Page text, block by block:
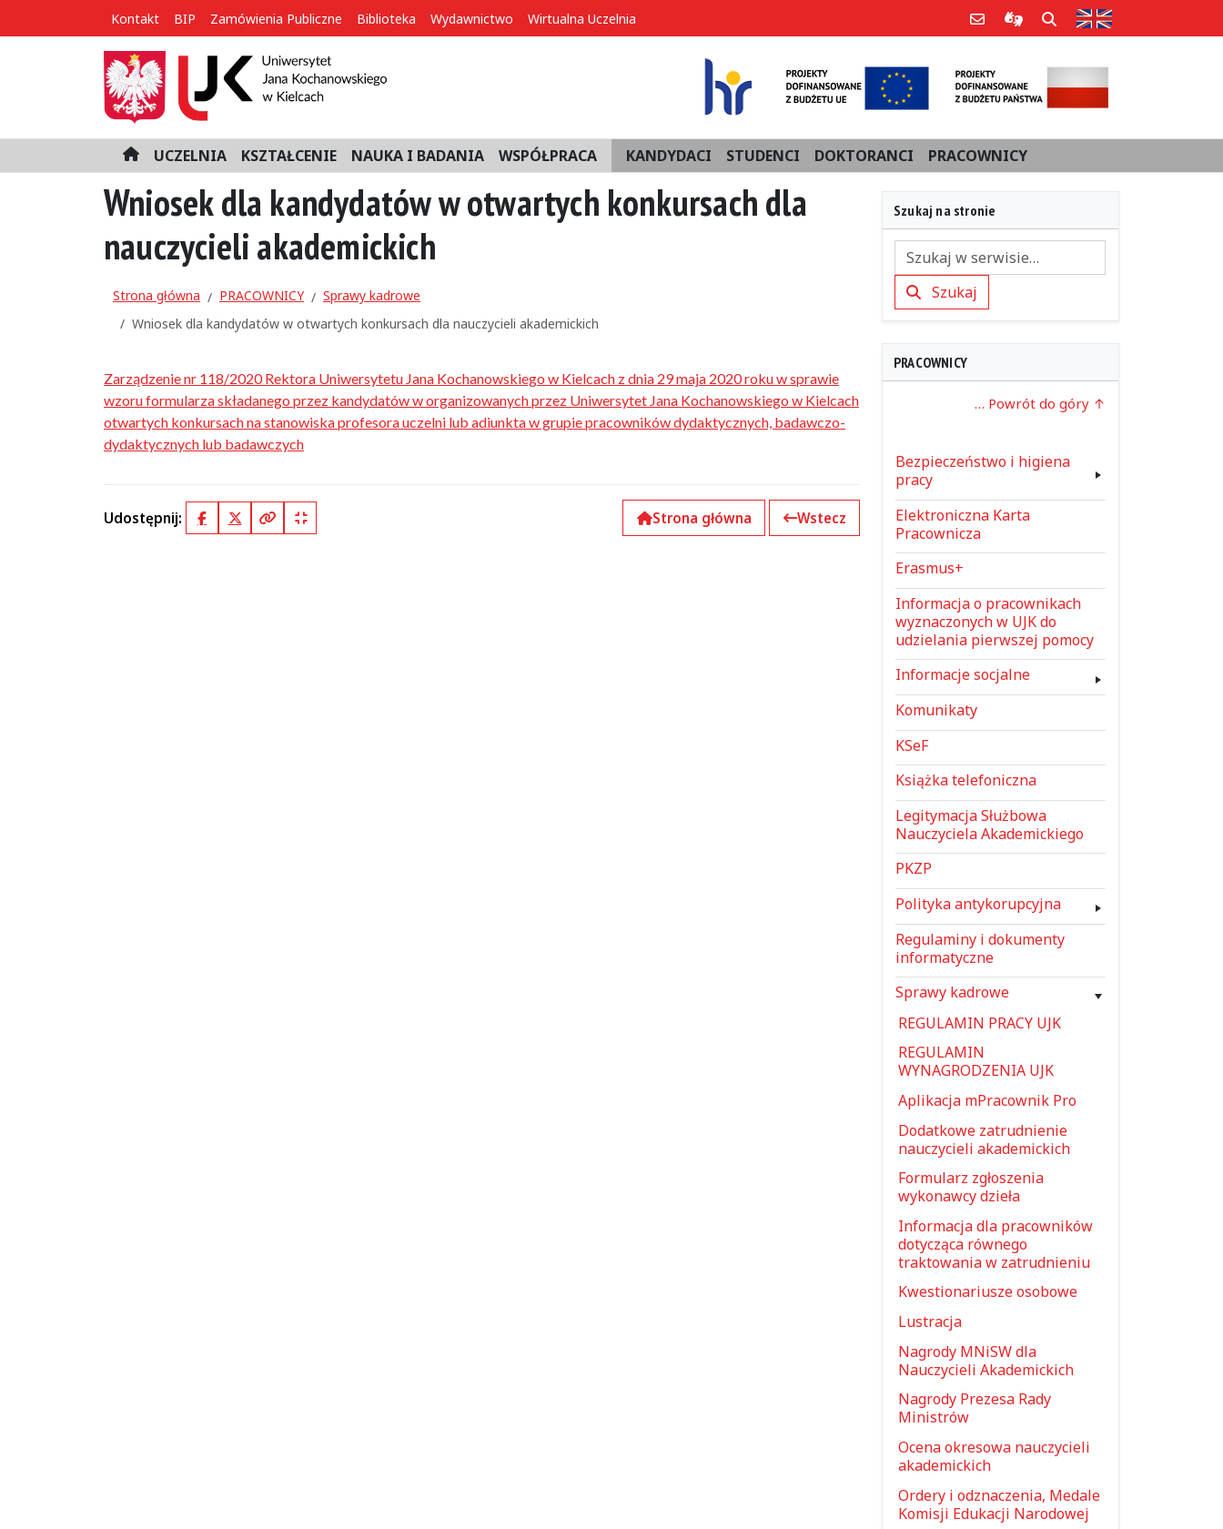
Kontakt BIP Zamówienia Publiczne Biblioteka Wydawnictwo Wirtualna Uczelnia Poczta e-mailInformacje dla użytkowników
Szukaj Strona w języku
H
o
m
e
UCZELNIA KSZTAŁCENIE NAUKA I BADANIA WSPÓŁPRACA KANDYDACI STUDENCI DOKTORANCI PRACOWNICY
Wniosek dla kandydatów w otwartych konkursach dla
nauczycieli akademickich
Strona główna PRACOWNICY
Sprawy kadrowe
Wniosek dla kandydatów w otwartych konkursach dla nauczycieli akademickich
Zarządzenie nr 118/2020 Rektora Uniwersytetu Jana Kochanowskiego w Kielcach z dnia 29 maja 2020 roku w sprawie
wzoru formularza składanego przez kandydatów w organizowanych przez Uniwersytet Jana Kochanowskiego w Kielcach
otwartych konkursach na stanowiska profesora uczelni lub adiunkta w grupie pracowników dydaktycznych, badawczo-
dydaktycznych lub badawczych
Udostępnij: FacebookX (Twitter)
Kopiuj pełny link
Kopiuj krótki link Strona główna Wstecz
Szukaj na stronie
SzukajSzukaj
PRACOWNICY
… Powrót do góry
Bezpieczeństwo i higiena
pracy
Elektroniczna Karta
Pracownicza
Erasmus+
Informacja o pracownikach
wyznaczonych w UJK do
udzielania pierwszej pomocy
Informacje socjalne
Komunikaty
KSeF
Książka telefoniczna
Legitymacja Służbowa
Nauczyciela Akademickiego
PKZP
Polityka antykorupcyjna
Regulaminy i dokumenty
informatyczne
Sprawy kadrowe
REGULAMIN PRACY UJK
REGULAMIN
WYNAGRODZENIA UJK
Aplikacja mPracownik Pro
Dodatkowe zatrudnienie
nauczycieli akademickich
Formularz zgłoszenia
wykonawcy dzieła
Informacja dla pracowników
dotycząca równego
traktowania w zatrudnieniu
Kwestionariusze osobowe
Lustracja
Nagrody MNiSW dla
Nauczycieli Akademickich
Nagrody Prezesa Rady
Ministrów
Ocena okresowa nauczycieli
akademickich
Ordery i odznaczenia, Medale
Komisji Edukacji Narodowej